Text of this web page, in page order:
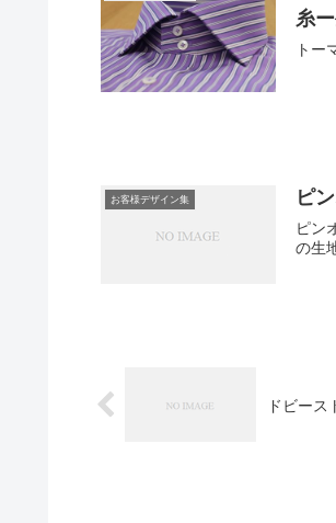
糸
ト
お客様デザイン集 ピ
ピン
の生
ドビース